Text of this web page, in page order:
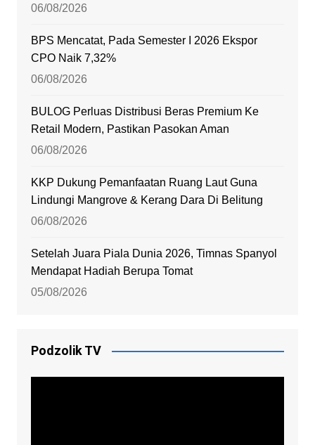
06/08/2026
BPS Mencatat, Pada Semester I 2026 Ekspor
CPO Naik 7,32%
06/08/2026
BULOG Perluas Distribusi Beras Premium Ke
Retail Modern, Pastikan Pasokan Aman
06/08/2026
KKP Dukung Pemanfaatan Ruang Laut Guna
Lindungi Mangrove & Kerang Dara Di Belitung
06/08/2026
Setelah Juara Piala Dunia 2026, Timnas Spanyol
Mendapat Hadiah Berupa Tomat
05/08/2026
Podzolik TV